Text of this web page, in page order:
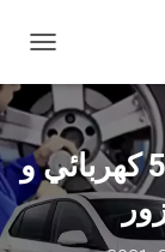
ب
ي
ل
ا
ل
ت
ن
بنشر متنقل الزور 50805535‬ كهربائي و